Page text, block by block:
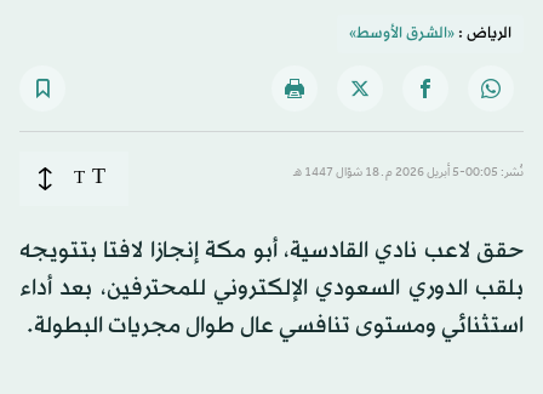
الرياض :«الشرق الأوسط»
نُشر: 00:05-5 أبريل 2026 م ـ 18 شوّال 1447 هـ T
T
حقق لاعب نادي القادسية، أبو مكة إنجازا لافتا بتتويجه
بلقب الدوري السعودي الإلكتروني للمحترفين، بعد أداء
استثنائي ومستوى تنافسي عال طوال مجريات البطولة.